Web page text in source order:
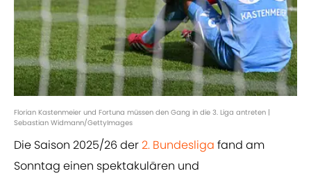
Florian Kastenmeier und Fortuna müssen den Gang in die 3. Liga antreten |
Sebastian Widmann/GettyImages
Die Saison 2025/26 der2. Bundesliga fand am
Sonntag einen spektakulären und